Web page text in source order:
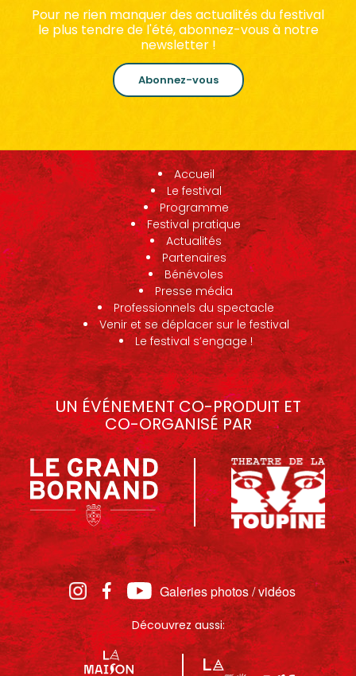
Pour ne rien manquer des actualités du festival
le plus tendre de l'été, abonnez-vous à notre
newsletter !
Abonnez-vous
Accueil
Le festival
Programme
Festival pratique
Actualités
Partenaires
Bénévoles
Presse média
Professionnels du spectacle
Venir et se déplacer sur le festival
Le festival s’engage !
UN ÉVÉNEMENT CO-PRODUIT ET
CO-ORGANISÉ PAR
Galeries photos / vidéos
Découvrez aussi: